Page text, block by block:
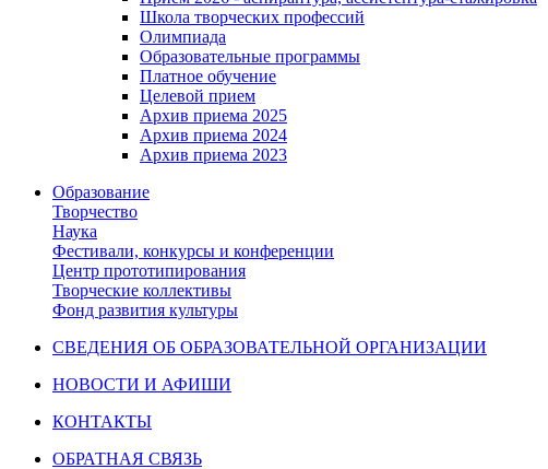
Школа творческих профессий
Олимпиада
Образовательные программы
Платное обучение
Целевой прием
Архив приема 2025
Архив приема 2024
Архив приема 2023
Образование
Творчество
Наука
Фестивали, конкурсы и конференции
Центр прототипирования
Творческие коллективы
Фонд развития культуры
СВЕДЕНИЯ ОБ ОБРАЗОВАТЕЛЬНОЙ ОРГАНИЗАЦИИ
НОВОСТИ И АФИШИ
КОНТАКТЫ
ОБРАТНАЯ СВЯЗЬ